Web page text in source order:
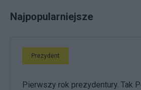
Najpopularniejsze
Prezydent
Pierwszy rok prezydentury. Tak